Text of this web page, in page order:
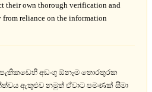
their own thorough verification and
from reliance on the information
පැතිකඩෙහි අඩංගු ඕනෑම තොරතුරක
ඇතුළුව නමුත් ඒවාට පමණක් සීමා